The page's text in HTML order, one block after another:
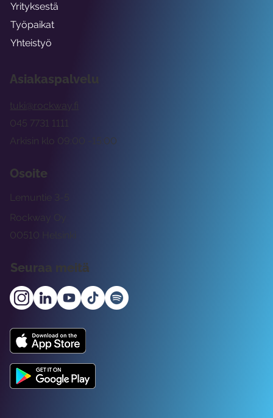
Asiakaspalvelu
tuki@rockway.fi
Arkisin klo 09:00 -15:00
045 7731 1111
Osoite
Rockway Oy
Lemuntie 3-5
00510 Helsinki
Seuraa meitä
Yrityksestä
Työpaikat
Yhteistyö